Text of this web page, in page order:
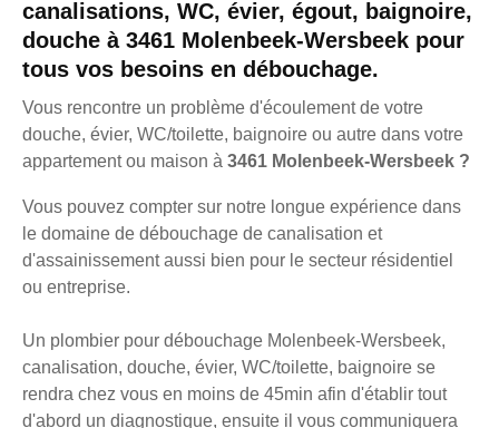
canalisations, WC, évier, égout, baignoire,
douche à 3461 Molenbeek-Wersbeek pour
tous vos besoins en débouchage.
Vous rencontre un problème d'écoulement de votre
douche, évier, WC/toilette, baignoire ou autre dans votre
appartement ou maison à 3461 Molenbeek-Wersbeek ?
Vous pouvez compter sur notre longue expérience dans
le domaine de débouchage de canalisation et
d'assainissement aussi bien pour le secteur résidentiel
ou entreprise.
Un plombier pour débouchage Molenbeek-Wersbeek,
canalisation, douche, évier, WC/toilette, baignoire se
rendra chez vous en moins de 45min afin d'établir tout
d'abord un diagnostique, ensuite il vous communiquera